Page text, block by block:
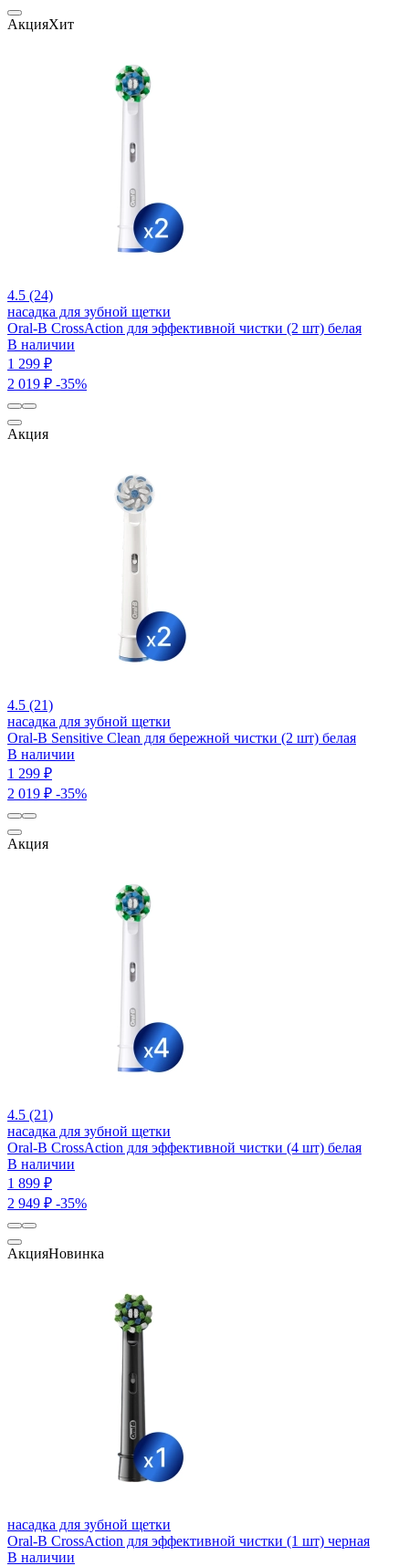
АкцияХит
4.5 (24)
насадка для зубной щетки
Oral-B CrossAction для эффективной чистки (2 шт) белая
В наличии
1 299 ₽
2 019 ₽ -35%
Акция
4.5 (21)
насадка для зубной щетки
Oral-B Sensitive Clean для бережной чистки (2 шт) белая
В наличии
1 299 ₽
2 019 ₽ -35%
Акция
4.5 (21)
насадка для зубной щетки
Oral-B CrossAction для эффективной чистки (4 шт) белая
В наличии
1 899 ₽
2 949 ₽ -35%
АкцияНовинка
насадка для зубной щетки
Oral-B CrossAction для эффективной чистки (1 шт) черная
В наличии